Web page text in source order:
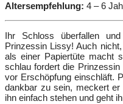
Altersempfehlung: 4 – 6
Ihr Schloss überfallen
Prinzessin Lissy! Auch
als einer Papiertüte macht
schlau fordert die
vor Erschöpfung einschläft.
dankbar zu sein, meckert
ihn einfach stehen und geht